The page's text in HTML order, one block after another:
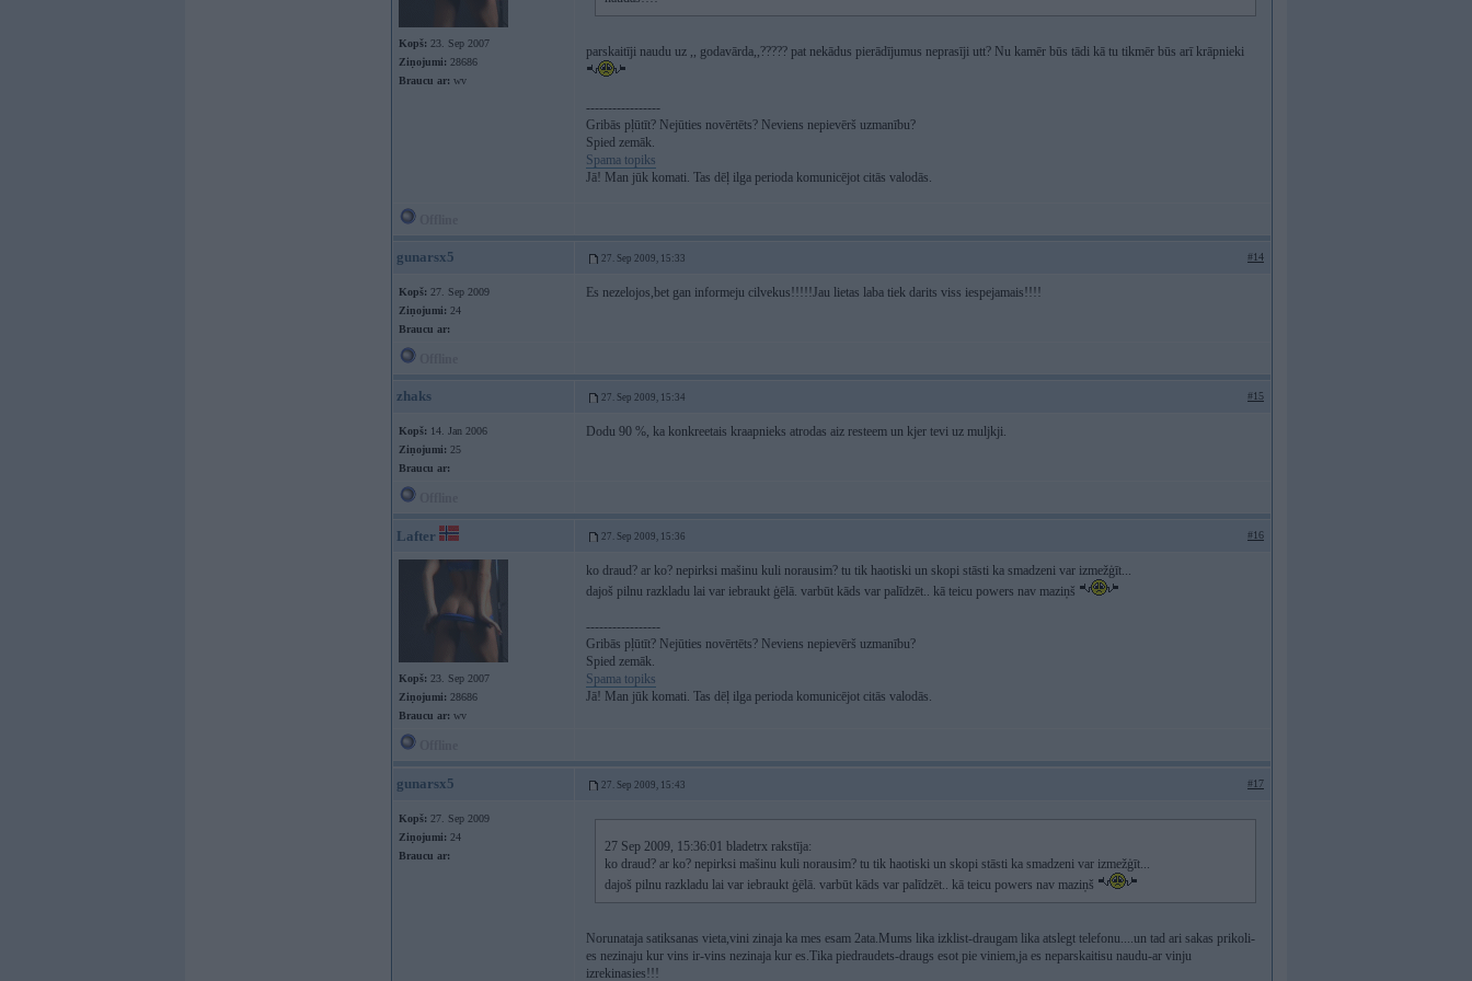
Kopš: 23. Sep 2007
Ziņojumi: 28686
Braucu ar: wv
parskaitīji naudu uz ,, godavārda,,????? pat nekādus pierādījumus neprasīji utt? Nu kamēr būs tādi kā tu tikmēr būs arī krāpnieki
-----------------
Gribās pļūtīt? Nejūties novērtēts? Neviens nepievērš uzmanību?
Spied zemāk.
Spama topiks
Jā! Man jūk komati. Tas dēļ ilga perioda komunicējot citās valodās.
gunarsx5 27. Sep 2009, 15:33 #14
Kopš: 27. Sep 2009
Ziņojumi: 24
Braucu ar:
Es nezelojos,bet gan informeju cilvekus!!!!!Jau lietas laba tiek darits viss iespejamais!!!!
zhaks 27. Sep 2009, 15:34 #15
Kopš: 14. Jan 2006
Ziņojumi: 25
Braucu ar:
Dodu 90 %, ka konkreetais kraapnieks atrodas aiz resteem un kjer tevi uz muljkji.
Lafter 27. Sep 2009, 15:36 #16
Kopš: 23. Sep 2007
Ziņojumi: 28686
Braucu ar: wv
ko draud? ar ko? nepirksi mašinu kuli norausim? tu tik haotiski un skopi stāsti ka smadzeni var izmežģīt...
dajoš pilnu razkladu lai var iebraukt ģēlā. varbūt kāds var palīdzēt.. kā teicu powers nav maziņš
-----------------
Gribās pļūtīt? Nejūties novērtēts? Neviens nepievērš uzmanību?
Spied zemāk.
Spama topiks
Jā! Man jūk komati. Tas dēļ ilga perioda komunicējot citās valodās.
gunarsx5 27. Sep 2009, 15:43 #17
Kopš: 27. Sep 2009
Ziņojumi: 24
Braucu ar:
27 Sep 2009, 15:36:01 bladetrx rakstīja:
ko draud? ar ko? nepirksi mašinu kuli norausim? tu tik haotiski un skopi stāsti ka smadzeni var izmežģīt...
dajoš pilnu razkladu lai var iebraukt ģēlā. varbūt kāds var palīdzēt.. kā teicu powers nav maziņš
Norunataja satiksanas vieta,vini zinaja ka mes esam 2ata.Mums lika izklist-draugam lika atslegt telefonu....un tad ari sakas prikoli-
es nezinaju kur vins ir-vins nezinaja kur es.Tika piedraudets-draugs esot pie viniem,ja es neparskaitisu naudu-ar vinju
izrekinasies!!!